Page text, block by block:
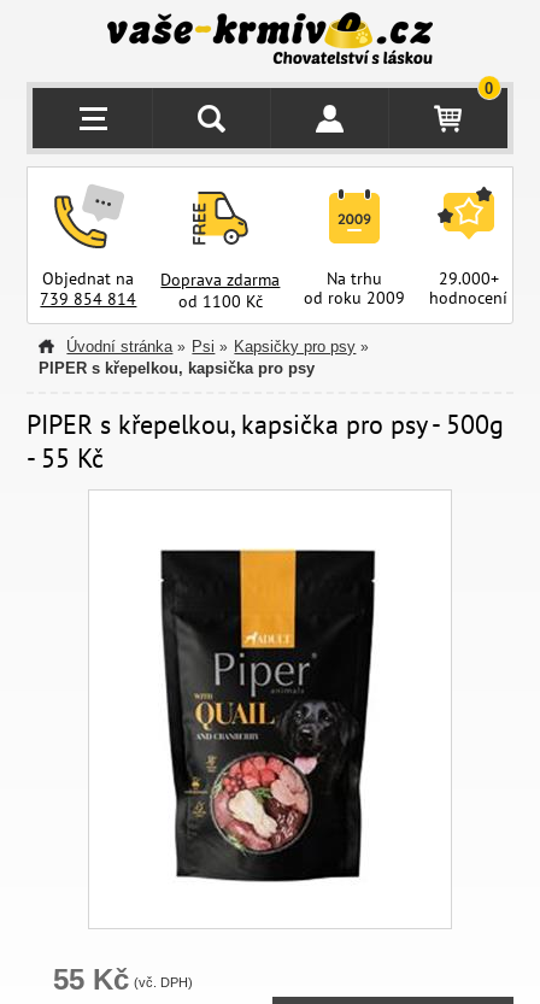
0
Objednat na
739 854 814
Doprava zdarma
od 1100 Kč
Na trhu
od roku 2009
29.000+
hodnocení
Úvodní stránka » Psi » Kapsičky pro psy »
PIPER s křepelkou, kapsička pro psy
PIPER s křepelkou, kapsička pro psy - 500g
- 55 Kč
55 Kč (vč. DPH)